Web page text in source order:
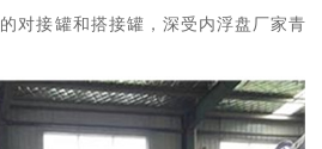
对接罐和搭接罐，深受内浮盘厂家青